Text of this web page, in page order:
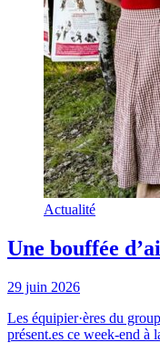
Actualité
Une bouffée
29 juin 2026
Les équipier·ères du
présent.es ce week-end à